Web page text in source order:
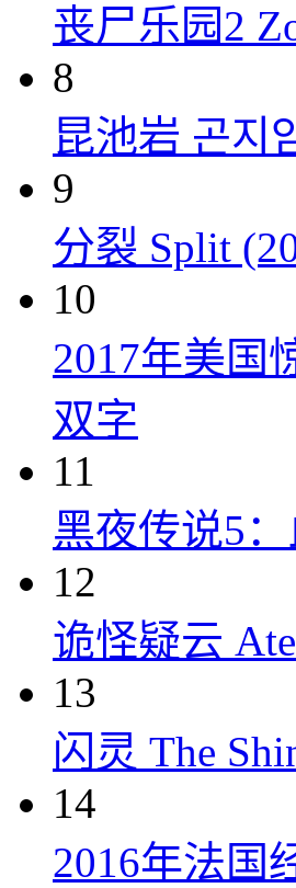
丧尸乐园2
8
昆池岩 곤지
9
分裂 Split
10
2017年美国
双字
11
黑夜传说5：
12
诡怪疑云
13
闪灵 The
14
2016年法国